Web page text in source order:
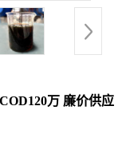
万 廉价供应